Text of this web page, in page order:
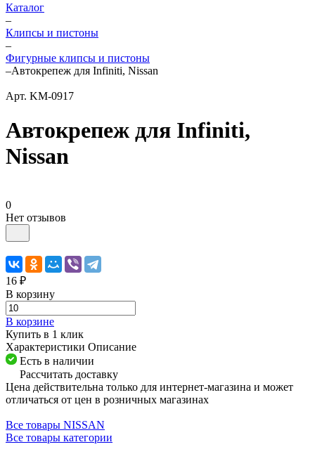
Каталог
–
Клипсы и пистоны
–
Фигурные клипсы и пистоны
–Автокрепеж для Infiniti, Nissan
Арт. KM-0917
Автокрепеж для Infiniti,
Nissan
0
Нет отзывов
16 ₽
В корзину
В корзине
Купить в 1 клик
Характеристики Описание
Есть в наличии
Рассчитать доставку
Цена действительна только для интернет-магазина и может
отличаться от цен в розничных магазинах
Все товары NISSAN
Все товары категории